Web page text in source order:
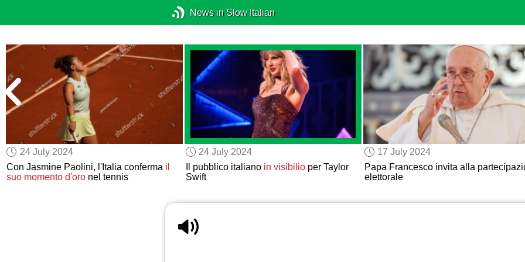
News in Slow Italian
24 July 2024
Con Jasmine Paolini, l'Italia conferma il
suo momento d'oro nel tennis
24 July 2024
Il pubblico italiano in visibilioper Taylor
Swift
17 July 2024
Papa Francesco invita alla
elettorale